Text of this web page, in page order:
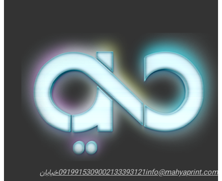
0919915309002133393121info@mahyaprint.com
خیابان